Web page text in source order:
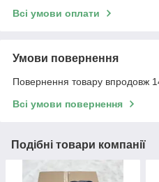
Всі умови оплати
Умови повернення
Повернення товару впродовж
Всі умови повернення
Подібні товари компанії